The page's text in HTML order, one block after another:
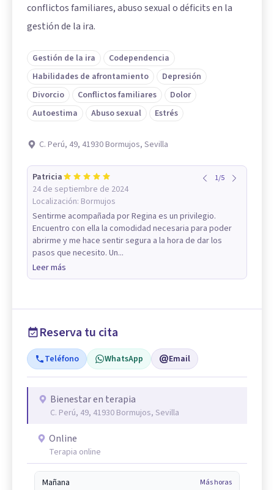
conflictos familiares, abuso sexual o déficits en la
gestión de la ira.
Gestión de la ira
Codependencia
Habilidades de afrontamiento
Depresión
Divorcio
Conflictos familiares
Dolor
Autoestima
Abuso sexual Estrés
C. Perú, 49, 41930 Bormujos, Sevilla
Patricia
24 de septiembre de 2024
Localización: Bormujos
1/5
Sentirme acompañada por Regina es un privilegio.
Encuentro con ella la comodidad necesaria para poder
abrirme y me hace sentir segura a la hora de dar los
pasos que necesito. Un...
Leer más
Reserva tu cita
Teléfono WhatsApp Email
Bienestar en terapia
C. Perú, 49, 41930 Bormujos, Sevilla
Online
Terapia online
Mañana Más horas